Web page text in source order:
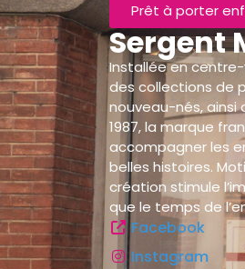
Prêt à porter
Sergent
Installée en
des collections de
nouveau-nés, ainsi
1987, la marque
accompagner les
belles histoires.
création stimule
que le temps de
Facebook
Instagram